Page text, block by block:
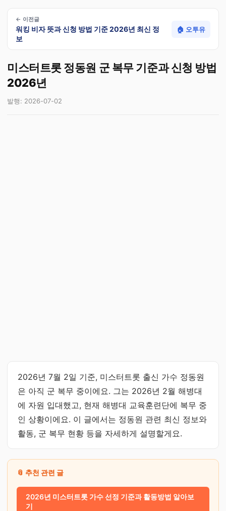
← 이전글
워킹 비자 뜻과 신청 방법 기준 2026년 최신 정
보
🏠 오투유
미스터트롯 정동원 군 복무 기준과 신청 방법
2026년
발행: 2026-07-02
2026년 7월 2일 기준, 미스터트롯 출신 가수 정동원
은 아직 군 복무 중이에요. 그는 2026년 2월 해병대
에 자원 입대했고, 현재 해병대 교육훈련단에 복무 중
인 상황이에요. 이 글에서는 정동원 관련 최신 정보와
활동, 군 복무 현황 등을 자세하게 설명할게요.
📎 추천 관련 글
2026년 미스터트롯 가수 선정 기준과 활동방법 알아보
기